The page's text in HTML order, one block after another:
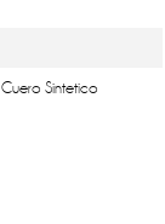
,Cuero Sintetico